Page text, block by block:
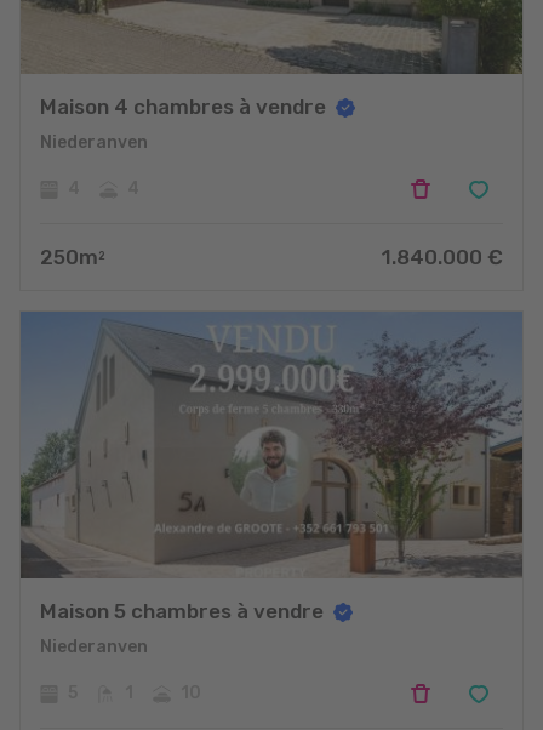
Maison 4 chambres à vendre
Niederanven
250m 2 1.840.000 €
Maison 5 chambres à vendre
Niederanven